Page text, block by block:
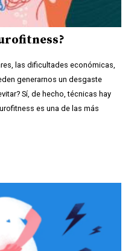
las dificultades económicas,
generarnos un desgaste
Sí, de hecho, técnicas hay
es una de las más